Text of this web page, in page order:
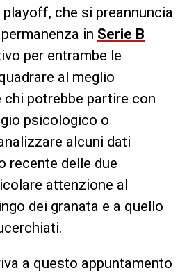
che si preannuncia
in Serie B
per entrambe le
al meglio
chi potrebbe partire con
psicologico o
alcuni dati
recente delle due
attenzione al
dei granata e a quello
a questo appuntamento